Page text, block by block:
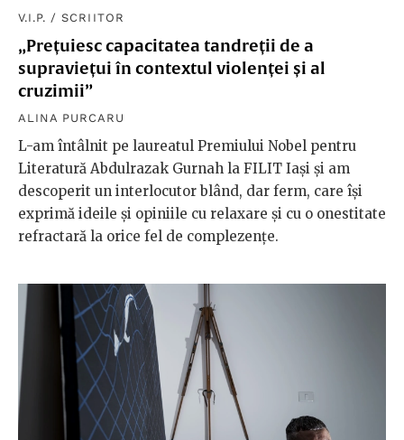
V.I.P. /SCRIITOR
„Prețuiesc capacitatea tandreții de a
supraviețui în contextul violenței și al
cruzimii”
ALINA PURCARU
L-am întâlnit pe laureatul Premiului Nobel pentru
Literatură Abdulrazak Gurnah la FILIT Iași și am
descoperit un interlocutor blând, dar ferm, care își
exprimă ideile și opiniile cu relaxare și cu o onestitate
refractară la orice fel de complezențe.